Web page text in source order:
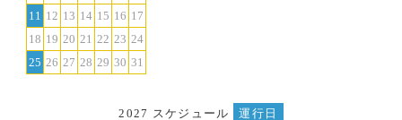
11 12 13 14 15 16 17
18 19 20 21 22 23 24
25 26 27 28 29 30 31
2027 スケジュール 運行日